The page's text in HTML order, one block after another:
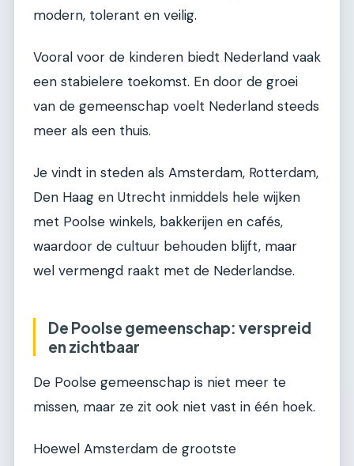
modern, tolerant en veilig.
Vooral voor de kinderen biedt Nederland vaak
een stabielere toekomst. En door de groei
van de gemeenschap voelt Nederland steeds
meer als een thuis.
Je vindt in steden als Amsterdam, Rotterdam,
Den Haag en Utrecht inmiddels hele wijken
met Poolse winkels, bakkerijen en cafés,
waardoor de cultuur behouden blijft, maar
wel vermengd raakt met de Nederlandse.
De Poolse gemeenschap: verspreid
en zichtbaar
De Poolse gemeenschap is niet meer te
missen, maar ze zit ook niet vast in één hoek.
Hoewel Amsterdam de grootste